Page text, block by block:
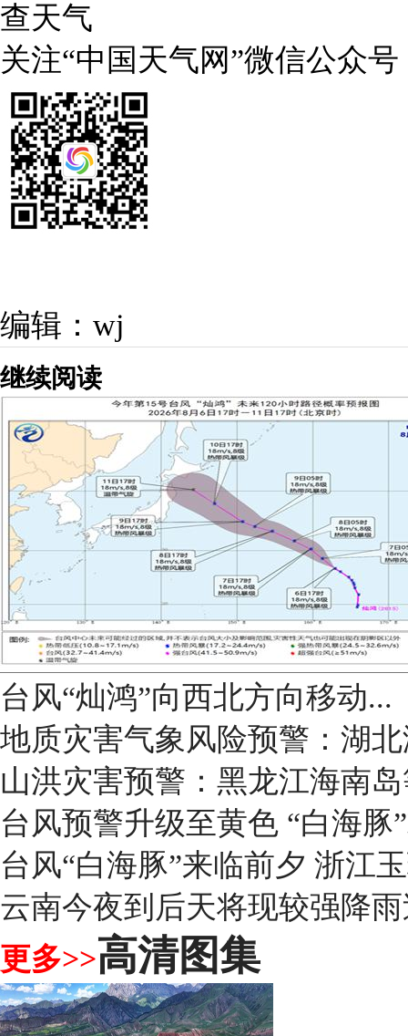
查天气
关注“中国天气网”微信公众号
编辑：wj
继续阅读
台风“灿鸿”向西北方向移动...
地质灾害气象风险预警：湖
山洪灾害预警：黑龙江海南
台风预警升级至黄色 “白海
台风“白海豚”来临前夕 浙江
云南今夜到后天将现较强降
更多>>高清图集